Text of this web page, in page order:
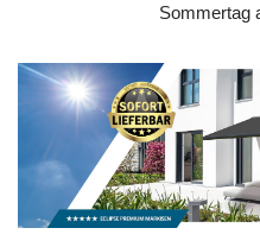
Sommertag